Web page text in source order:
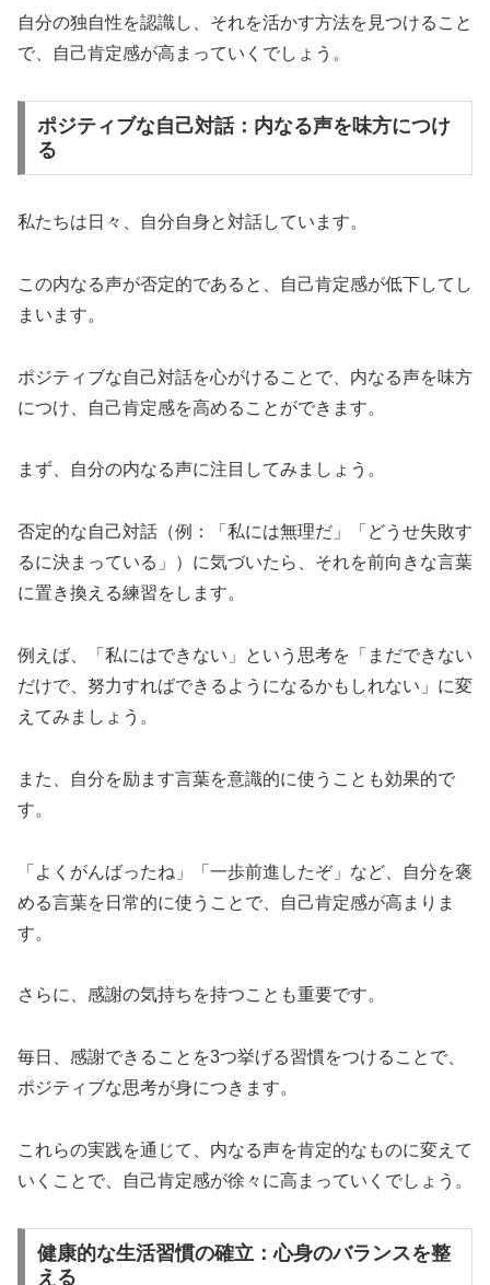
自分の独自性を認識し、それを活かす方法を見つけること
で、自己肯定感が高まっていくでしょう。
ポジティブな自己対話：内なる声を味方につけ
る
私たちは日々、自分自身と対話しています。
この内なる声が否定的であると、自己肯定感が低下してし
まいます。
ポジティブな自己対話を心がけることで、内なる声を味方
につけ、自己肯定感を高めることができます。
まず、自分の内なる声に注目してみましょう。
否定的な自己対話（例：「私には無理だ」「どうせ失敗す
るに決まっている」）に気づいたら、それを前向きな言葉
に置き換える練習をします。
例えば、「私にはできない」という思考を「まだできない
だけで、努力すればできるようになるかもしれない」に変
えてみましょう。
また、自分を励ます言葉を意識的に使うことも効果的で
す。
「よくがんばったね」「一歩前進したぞ」など、自分を褒
める言葉を日常的に使うことで、自己肯定感が高まりま
す。
さらに、感謝の気持ちを持つことも重要です。
毎日、感謝できることを3つ挙げる習慣をつけることで、
ポジティブな思考が身につきます。
これらの実践を通じて、内なる声を肯定的なものに変えて
いくことで、自己肯定感が徐々に高まっていくでしょう。
健康的な生活習慣の確立：心身のバランスを整
える